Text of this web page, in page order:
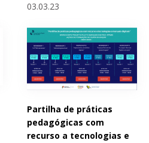
03.03.23
Partilha de práticas
pedagógicas com
recurso a tecnologias e